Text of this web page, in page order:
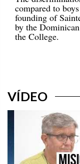
compared to
founding of
by the
the College.
VÍDEO